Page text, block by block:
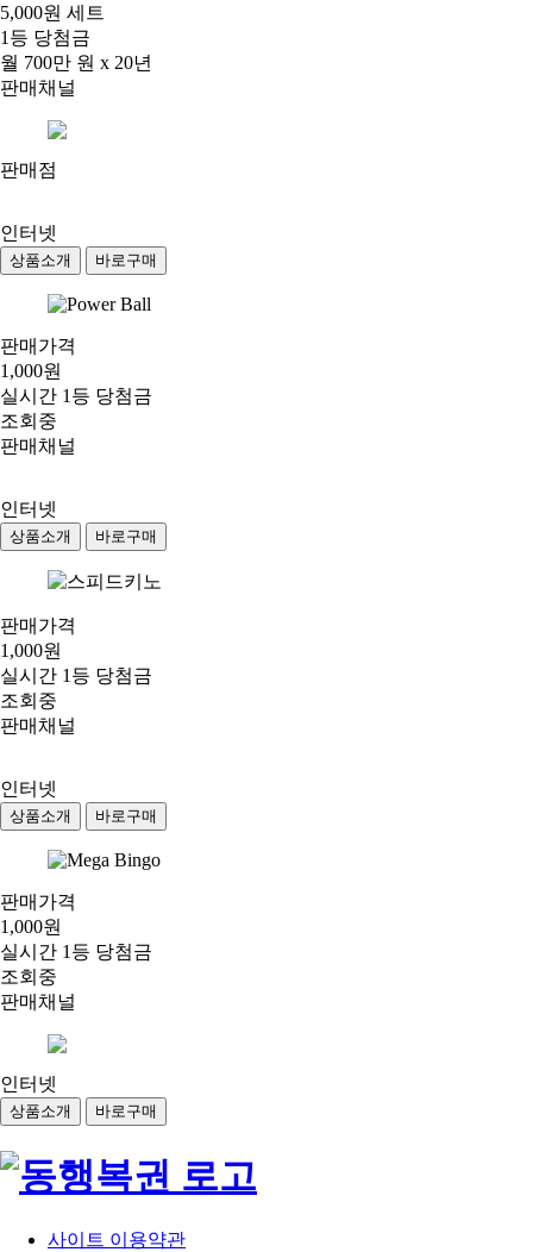
5,000원 세트
1등 당첨금
월 700만 원 x 20년
판매채널
판매점
인터넷
상품소개 바로구매
판매가격
1,000원
실시간 1등 당첨금
조회중
판매채널
인터넷
상품소개 바로구매
판매가격
1,000원
실시간 1등 당첨금
조회중
판매채널
인터넷
상품소개 바로구매
판매가격
1,000원
실시간 1등 당첨금
조회중
판매채널
인터넷
상품소개 바로구매
사이트 이용약관